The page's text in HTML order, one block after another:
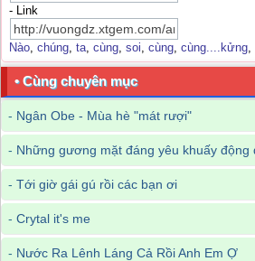
- Link
Nào, chúng, ta, cùng, soi, cùng, cùng....kửng,
• Cùng chuyên mục
- Ngân Obe - Mùa hè "mát rượi"
- Những gương mặt đáng yêu khuấy
- Tới giờ gái gú rồi các bạn ơi
- Crytal it's me
- Nước Ra Lênh Láng Cả Rồi Anh Em Ợ